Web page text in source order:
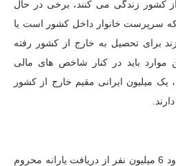
زندگی می کنند، برخی در حال
سرپرست خانوار داخل کشور است یا
برای تحصیل به خارج از کشور رفته
باید در کنار شاخص های مالی
یک میلیون ایرانی مقیم خارج از کشور
در حالی که تنها در تابستان حدود 6 میلیون نفر از دریافت یارانه محروم